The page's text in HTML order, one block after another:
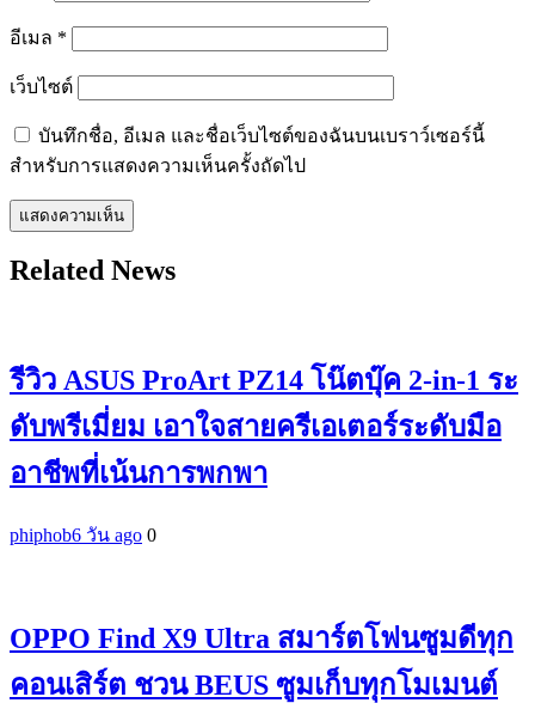
อีเมล *
เว็บไซต์
บันทึกชื่อ, อีเมล และชื่อเว็บไซต์ของฉันบนเบราว์เซอร์นี้
สำหรับการแสดงความเห็นครั้งถัดไป
Related News
รีวิว ASUS ProArt PZ14 โน๊ตบุ๊ค 2-in-1 ระ
ดับพรีเมี่ยม เอาใจสายครีเอเตอร์ระดับมือ
อาชีพที่เน้นการพกพา
phiphob6 วัน ago 0
OPPO Find X9 Ultra สมาร์ตโฟนซูมดีทุก
คอนเสิร์ต ชวน BEUS ซูมเก็บทุกโมเมนต์